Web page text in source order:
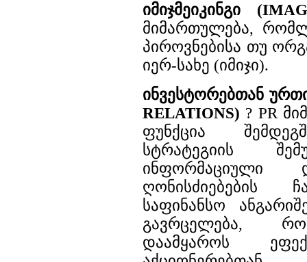
იმიჯმეიკინგი
მიმართულება,
პიროვნებისა თუ
იერ-სახე (იმიჯი).
ინვესტორებთან
RELATIONS) ? PR
ფუნქცია
სტრატეგიის
ინფორმაციული
ღონისძიებების
საფინანსო
გავრცელება,
დაამყაროს